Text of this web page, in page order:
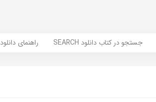
راهنمای دانلود SEARCH جستجو در کتاب دانلود